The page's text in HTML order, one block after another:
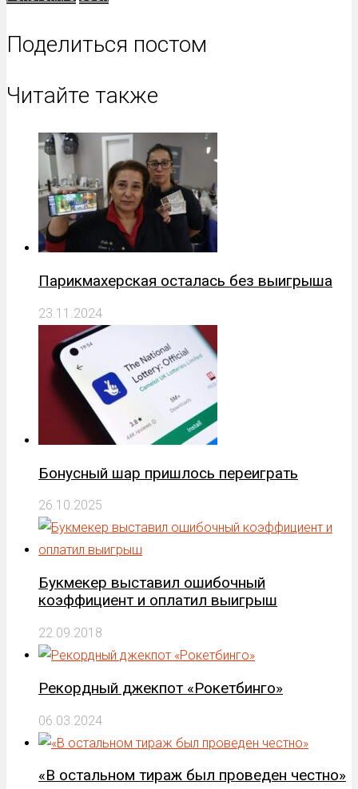
Поделиться постом
Читайте также
Парикмахерская осталась без выигрыша
23.11.2024
Бонусный шар пришлось переиграть
26.10.2025
Букмекер выставил ошибочный
коэффициент и оплатил выигрыш
22.09.2018
Рекордный джекпот «Рокетбинго»
06.03.2024
«В остальном тираж был проведен честно»